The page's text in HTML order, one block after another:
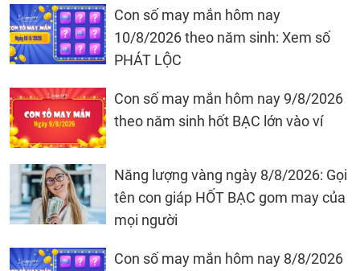
Con số may mắn hôm nay
10/8/2026 theo năm sinh: Xem số
PHÁT LỘC
Con số may mắn hôm nay 9/8/2026
theo năm sinh hốt BẠC lớn vào ví
Năng lượng vàng ngày 8/8/2026: Gọi
tên con giáp HỐT BẠC gom may của
mọi người
Con số may mắn hôm nay 8/8/2026